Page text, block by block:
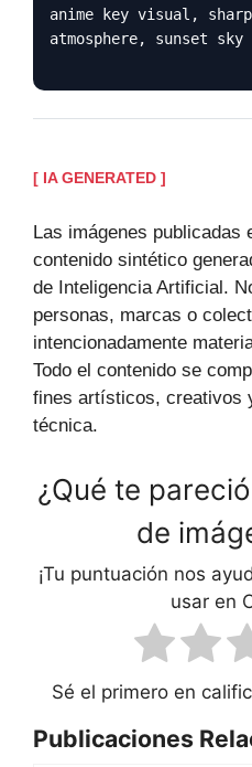
anime key visual,
atmosphere, sunset sky
[ IA GENERATED ]
Las imágenes publicadas
contenido sintético
de Inteligencia Artificial.
personas, marcas o
intencionadamente
Todo el contenido se
fines artísticos, creativos
técnica.
¿Qué te
de
¡Tu puntuación nos
usar en
Sé el primero en
Publicaciones